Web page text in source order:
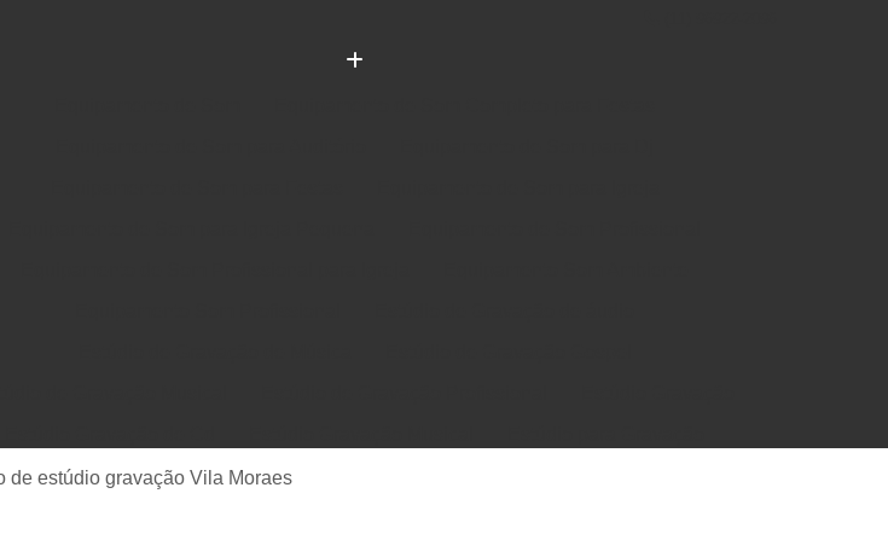
de Cd em Estúdio
Gravação de Música em Estúdio
de estúdio gravação Vila Moraes